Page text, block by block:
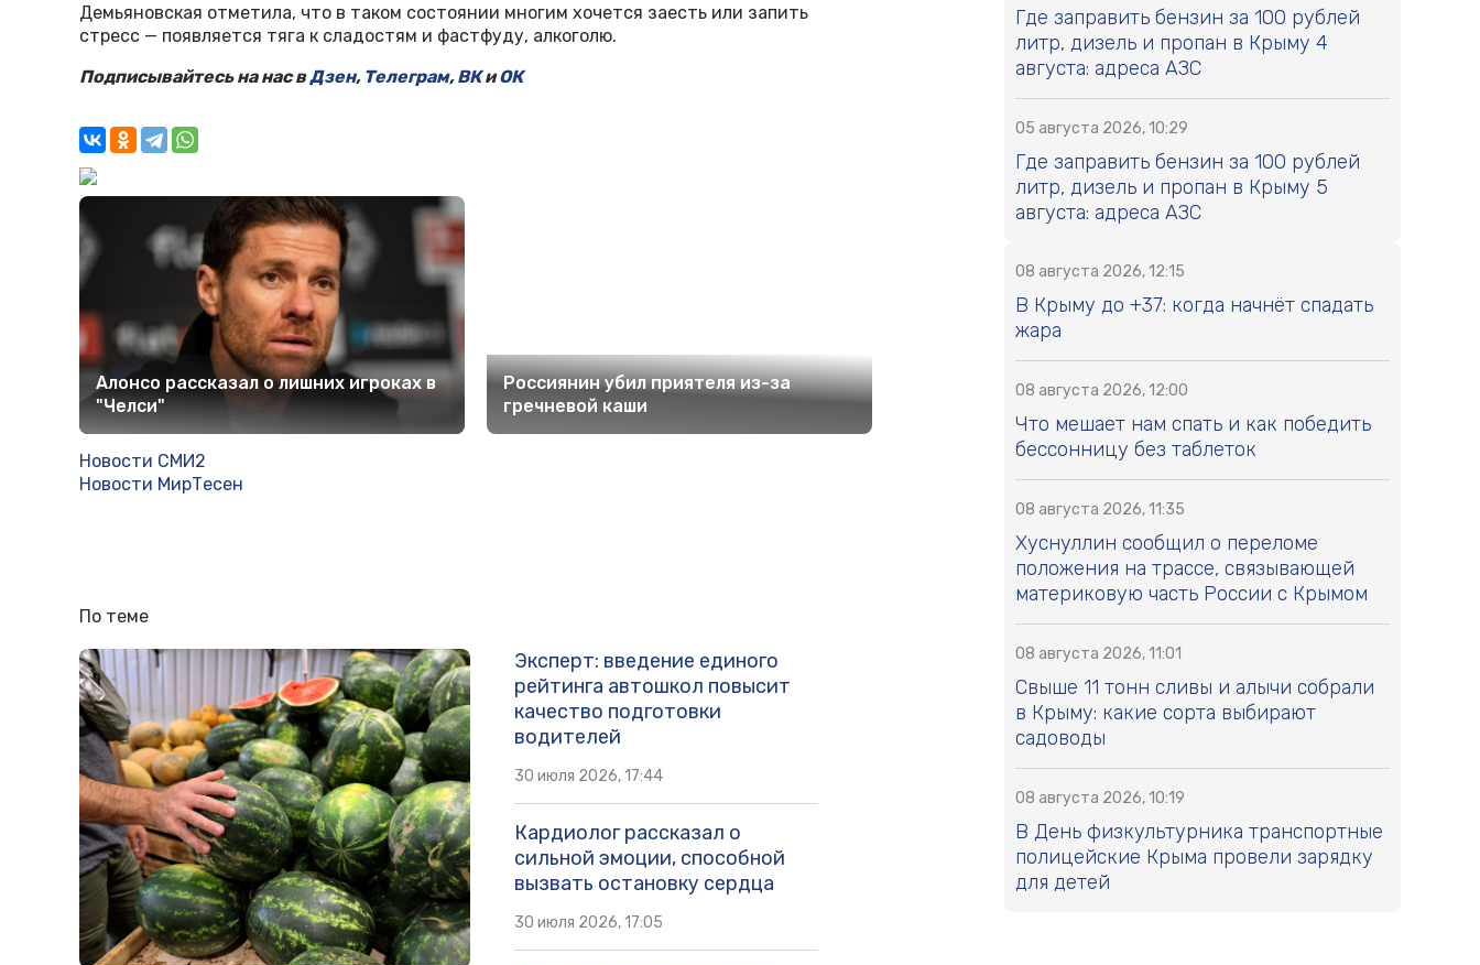
Демьяновская отметила, что в таком состоянии многим хочется заесть или запить
стресс — появляется тяга к сладостям и фастфуду, алкоголю.
Подписывайтесь на нас вДзен, Телеграм,ВКиОК
Алонсо рассказал о лишних игроках в
"Челси"
Россиянин убил приятеля из-за
гречневой каши
Новости СМИ2
Новости МирТесен
По теме
Эксперт: введение единого
рейтинга автошкол повысит
качество подготовки
водителей
30 июля 2026, 17:44
Кардиолог рассказал о
сильной эмоции, способной
вызвать остановку сердца
30 июля 2026, 17:05
Где заправить бензин за 100 рублей
литр, дизель и пропан в Крыму 4
августа: адреса АЗС
05 августа 2026, 10:29
Где заправить бензин за 100 рублей
литр, дизель и пропан в Крыму 5
августа: адреса АЗС
08 августа 2026, 12:15
В Крыму до +37: когда начнёт спадать
жара
08 августа 2026, 12:00
Что мешает нам спать и как победить
бессонницу без таблеток
08 августа 2026, 11:35
Хуснуллин сообщил о переломе
положения на трассе, связывающей
материковую часть России с Крымом
08 августа 2026, 11:01
Свыше 11 тонн сливы и алычи собрали
в Крыму: какие сорта выбирают
садоводы
08 августа 2026, 10:19
В День физкультурника транспортные
полицейские Крыма провели зарядку
для детей